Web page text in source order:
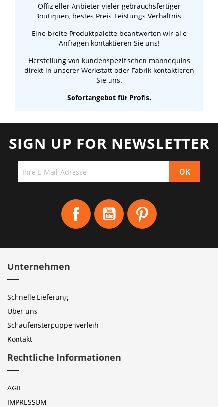
Offizieller Anbieter vieler gebrauchsfertiger
Boutiquen, bestes Preis-Leistungs-Verhältnis.
Eine breite Produktpalette beantworten wir alle
Anfragen kontaktieren Sie uns!
Herstellung von kundenspezifischen mannequins
direkt in unserer Werkstatt oder Fabrik kontaktieren
Sie uns.
Sofortangebot für Profis.
SIGN UP FOR NEWSLETTER
Facebook YouTube
Unternehmen
Schnelle Lieferung
Über uns
Schaufensterpuppenverleih
Kontakt
Rechtliche Informationen
AGB
IMPRESSUM